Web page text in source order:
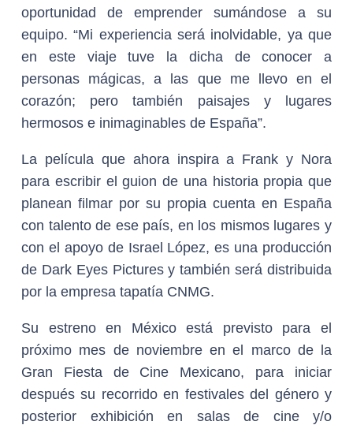
oportunidad de emprender sumándose a su
equipo. “Mi experiencia será inolvidable, ya que
en este viaje tuve la dicha de conocer a
personas mágicas, a las que me llevo en el
corazón; pero también paisajes y lugares
hermosos e inimaginables de España”.
La película que ahora inspira a Frank y Nora
para escribir el guion de una historia propia que
planean filmar por su propia cuenta en España
con talento de ese país, en los mismos lugares y
con el apoyo de Israel López, es una producción
de Dark Eyes Pictures y también será distribuida
por la empresa tapatía CNMG.
Su estreno en México está previsto para el
próximo mes de noviembre en el marco de la
Gran Fiesta de Cine Mexicano, para iniciar
después su recorrido en festivales del género y
posterior exhibición en salas de cine y/o